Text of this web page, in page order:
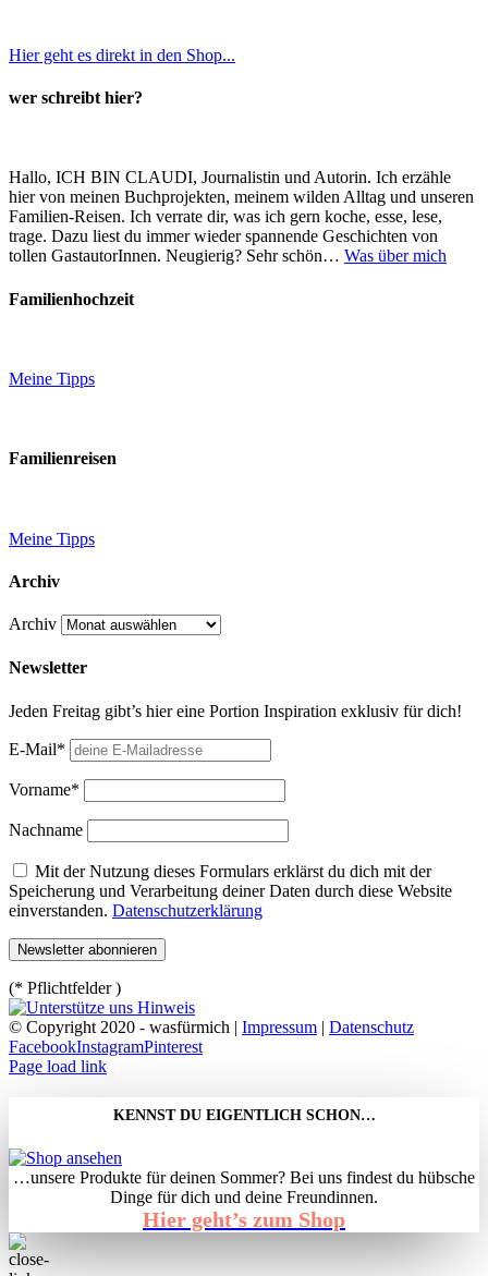
Hier geht es direkt in den Shop...
wer schreibt hier?
Hallo, ICH BIN CLAUDI, Journalistin und Autorin. Ich erzähle
hier von meinen Buchprojekten, meinem wilden Alltag und unseren
Familien-Reisen. Ich verrate dir, was ich gern koche, esse, lese,
trage. Dazu liest du immer wieder spannende Geschichten von
tollen GastautorInnen. Neugierig? Sehr schön… Was über mich
Familienhochzeit
Meine Tipps
Familienreisen
Meine Tipps
Archiv
Archiv
Newsletter
Jeden Freitag gibt’s hier eine Portion Inspiration exklusiv für dich!
E-Mail*
Vorname*
Nachname
Mit der Nutzung dieses Formulars erklärst du dich mit der
Speicherung und Verarbeitung deiner Daten durch diese Website
einverstanden. Datenschutzerklärung
(* Pflichtfelder )
© Copyright 2020 - wasfürmich | Impressum | Datenschutz
FacebookInstagramPinterest
Page load link
KENNST DU EIGENTLICH SCHON…
…unsere Produkte für deinen Sommer? Bei uns findest du hübsche
Dinge für dich und deine Freundinnen.
Hier geht’s zum Shop